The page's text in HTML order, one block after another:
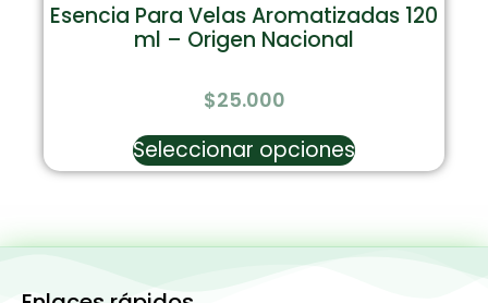
Esencia Para Velas Aromatizadas 120
ml – Origen Nacional
$25.000
Seleccionar opciones